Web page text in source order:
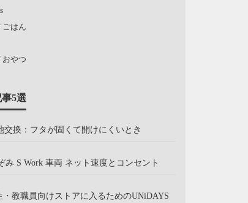
ごはん
おやつ
5選
交換：フタが固くて開けにくいとき
み S Work 車両 ネット速度とコンセント
・教職員向けストアに入るためのUNiDAYS